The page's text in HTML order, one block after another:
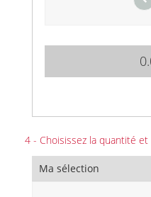
4 - Choisissez la quantité
Ma sélection